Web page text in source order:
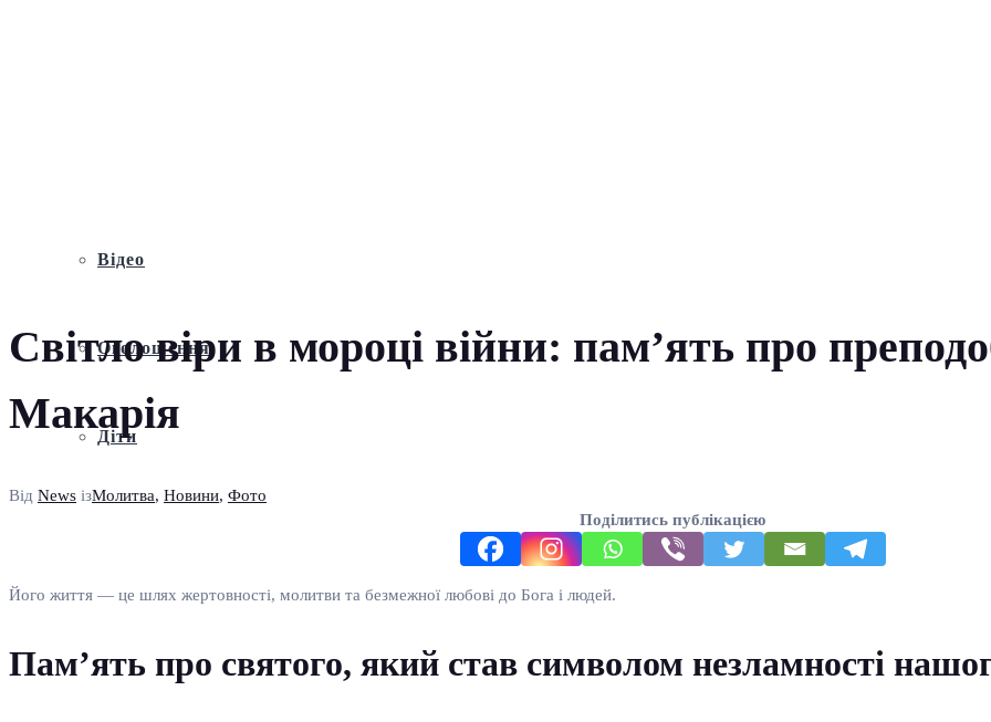
Відео
Оголошення
Діти
Світло віри в мороці війни: пам’ять про
Макарія
Від News ізМолитва, Новини, Фото
Поділитись публікацією
Його життя — це шлях жертовності, молитви та безмежної любові до Бога і людей.
Пам’ять про святого, який став символом незламності